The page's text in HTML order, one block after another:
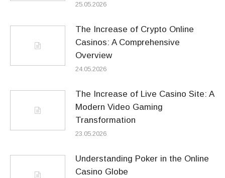
25.05.2026
The Increase of Crypto Online
Casinos: A Comprehensive
Overview
24.05.2026
The Increase of Live Casino Site: A
Modern Video Gaming
Transformation
23.05.2026
Understanding Poker in the Online
Casino Globe